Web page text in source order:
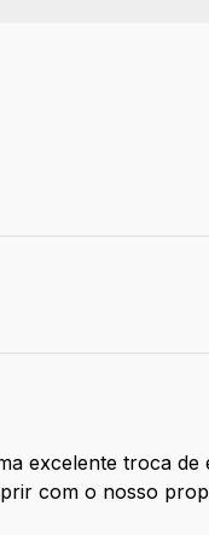
excelente troca de
com o nosso